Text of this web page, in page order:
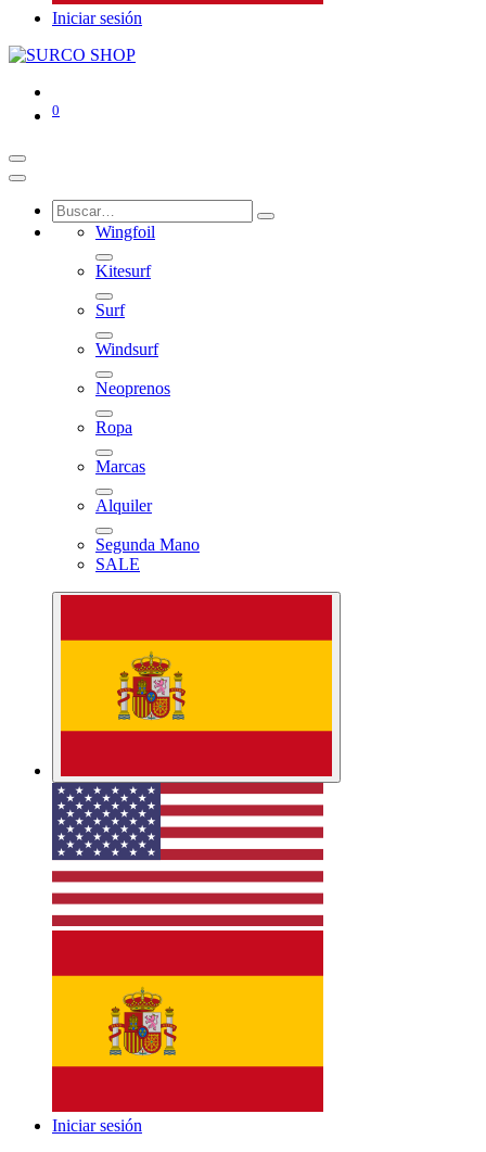
Iniciar sesión
0
Wingfoil
Kitesurf
Surf
Windsurf
Neoprenos
Ropa
Marcas
Alquiler
Segunda Mano
SALE
Iniciar sesión